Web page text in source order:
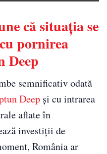
că situația se
pornirea
Deep
semnificativ odată
Deep și cu intrarea
aflate în
investiții de
România ar